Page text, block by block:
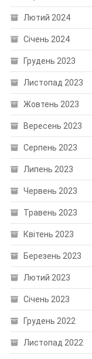
Лютий 2024
Січень 2024
Грудень 2023
Листопад 2023
Жовтень 2023
Вересень 2023
Серпень 2023
Липень 2023
Червень 2023
Травень 2023
Квітень 2023
Березень 2023
Лютий 2023
Січень 2023
Грудень 2022
Листопад 2022